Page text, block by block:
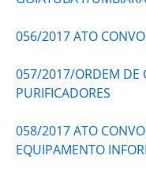
056/2017 ATO
057/2017/ORDEM DE
PURIFICADORES
058/2017 ATO
EQUIPAMENTO